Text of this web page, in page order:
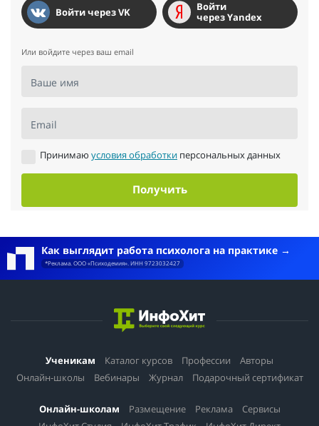
Войти через VK
Войти
через Yandex
Или войдите через ваш email
Ваше имя
Email
Принимаю условия обработки персональных данных
Получить
Как выглядит работа психолога на практике
*Реклама. ООО «Психодемия». ИНН 9723032427
Ученикам Каталог курсов Профессии
Авторы
Онлайн-школы
Вебинары Журнал Подарочный сертификат
Онлайн-школам Размещение Реклама
Сервисы